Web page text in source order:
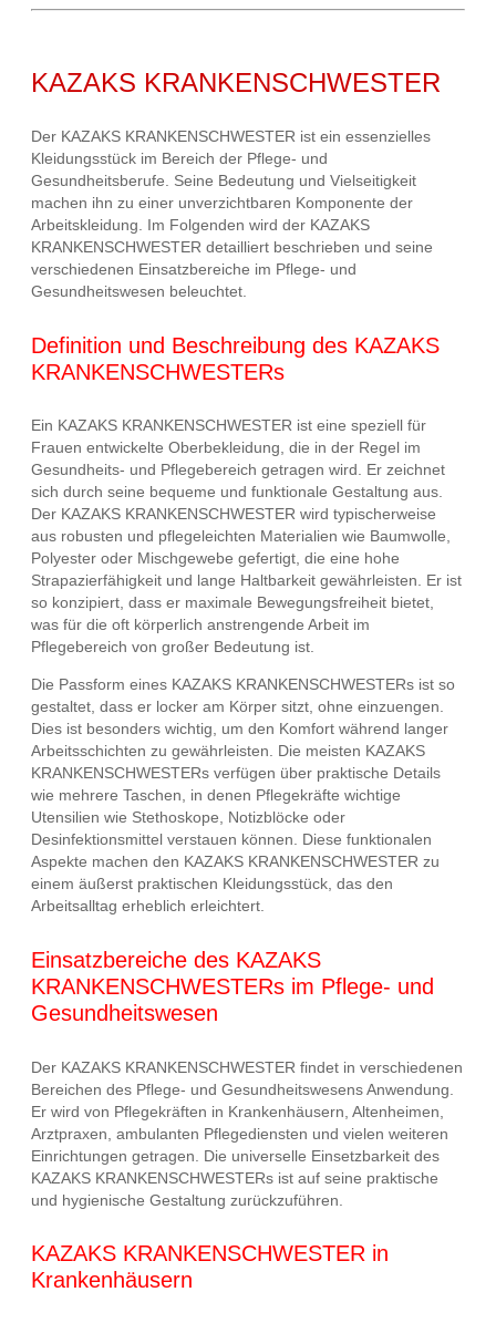
KAZAKS KRANKENSCHWESTER
Der KAZAKS KRANKENSCHWESTER ist ein essenzielles
Kleidungsstück im Bereich der Pflege- und
Gesundheitsberufe. Seine Bedeutung und Vielseitigkeit
machen ihn zu einer unverzichtbaren Komponente der
Arbeitskleidung. Im Folgenden wird der KAZAKS
KRANKENSCHWESTER detailliert beschrieben und seine
verschiedenen Einsatzbereiche im Pflege- und
Gesundheitswesen beleuchtet.
Definition und Beschreibung des KAZAKS
KRANKENSCHWESTERs
Ein KAZAKS KRANKENSCHWESTER ist eine speziell für
Frauen entwickelte Oberbekleidung, die in der Regel im
Gesundheits- und Pflegebereich getragen wird. Er zeichnet
sich durch seine bequeme und funktionale Gestaltung aus.
Der KAZAKS KRANKENSCHWESTER wird typischerweise
aus robusten und pflegeleichten Materialien wie Baumwolle,
Polyester oder Mischgewebe gefertigt, die eine hohe
Strapazierfähigkeit und lange Haltbarkeit gewährleisten. Er ist
so konzipiert, dass er maximale Bewegungsfreiheit bietet,
was für die oft körperlich anstrengende Arbeit im
Pflegebereich von großer Bedeutung ist.
Die Passform eines KAZAKS KRANKENSCHWESTERs ist so
gestaltet, dass er locker am Körper sitzt, ohne einzuengen.
Dies ist besonders wichtig, um den Komfort während langer
Arbeitsschichten zu gewährleisten. Die meisten KAZAKS
KRANKENSCHWESTERs verfügen über praktische Details
wie mehrere Taschen, in denen Pflegekräfte wichtige
Utensilien wie Stethoskope, Notizblöcke oder
Desinfektionsmittel verstauen können. Diese funktionalen
Aspekte machen den KAZAKS KRANKENSCHWESTER zu
einem äußerst praktischen Kleidungsstück, das den
Arbeitsalltag erheblich erleichtert.
Einsatzbereiche des KAZAKS
KRANKENSCHWESTERs im Pflege- und
Gesundheitswesen
Der KAZAKS KRANKENSCHWESTER findet in verschiedenen
Bereichen des Pflege- und Gesundheitswesens Anwendung.
Er wird von Pflegekräften in Krankenhäusern, Altenheimen,
Arztpraxen, ambulanten Pflegediensten und vielen weiteren
Einrichtungen getragen. Die universelle Einsetzbarkeit des
KAZAKS KRANKENSCHWESTERs ist auf seine praktische
und hygienische Gestaltung zurückzuführen.
KAZAKS KRANKENSCHWESTER in
Krankenhäusern